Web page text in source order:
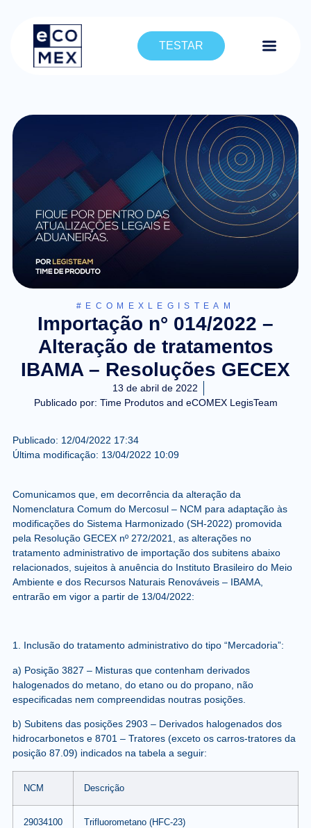
TESTAR
#ECOMEXLEGISTEAM
Importação n° 014/2022 –
Alteração de tratamentos
IBAMA – Resoluções GECEX
13 de abril de 2022
Publicado por: Time Produtos and eCOMEX LegisTeam
Publicado: 12/04/2022 17:34
Última modificação: 13/04/2022 10:09
Comunicamos que, em decorrência da alteração da
Nomenclatura Comum do Mercosul – NCM para adaptação às
modificações do Sistema Harmonizado (SH-2022) promovida
pela Resolução GECEX nº 272/2021, as alterações no
tratamento administrativo de importação dos subitens abaixo
relacionados, sujeitos à anuência do Instituto Brasileiro do Meio
Ambiente e dos Recursos Naturais Renováveis – IBAMA,
entrarão em vigor a partir de 13/04/2022:
1. Inclusãodo tratamento administrativo do tipo “Mercadoria”:
a) Posição 3827 – Misturas que contenham derivados
halogenados do metano, do etano ou do propano, não
especificadas nem compreendidas noutras posições.
b) Subitens das posições 2903 – Derivados halogenados dos
hidrocarbonetos e 8701 – Tratores (exceto os carros-tratores da
posição 87.09) indicados na tabela a seguir:
NCM Descrição
29034100 Trifluorometano (HFC-23)